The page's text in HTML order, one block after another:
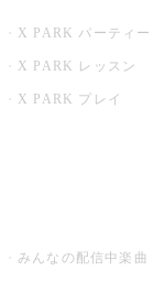
X PARK パーティー
X PARK レッスン
X PARK プレイ
みんなの配信中楽曲